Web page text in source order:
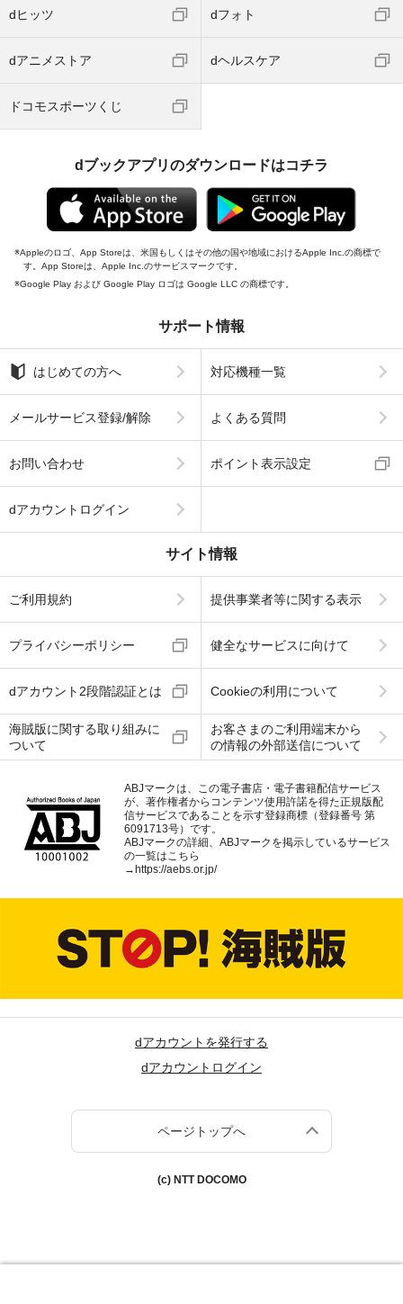
dヒッツ dフォト
dアニメストア dヘルスケア
ドコモスポーツくじ
dブックアプリのダウンロードはコチラ
Appleのロゴ、App Storeは、米国もしくはその他の国や地域におけるApple Inc.の商標で
す。App Storeは、Apple Inc.のサービスマークです。
Google Play および Google Play ロゴは Google LLC の商標です。
サポート情報
はじめての方へ 対応機種一覧
メールサービス登録/解除 よくある質問
お問い合わせ ポイント表示設定
dアカウントログイン
サイト情報
ご利用規約 提供事業者等に関する表示
プライバシーポリシー 健全なサービスに向けて
dアカウント2段階認証とは Cookieの利用について
海賊版に関する取り組みに
ついて
お客さまのご利用端末から
の情報の外部送信について
ABJマークは、この電子書店・電子書籍配信サービス
が、著作権者からコンテンツ使用許諾を得た正規版配
信サービスであることを示す登録商標（登録番号 第
6091713号）です。
ABJマークの詳細、ABJマークを掲示しているサービス
の一覧はこちら
→ https://aebs.or.jp/
dアカウントを発行する
dアカウントログイン
ページトップへ
(c) NTT DOCOMO